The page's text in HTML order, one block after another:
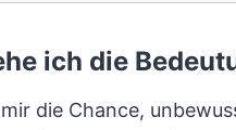
ich die
die Chance,